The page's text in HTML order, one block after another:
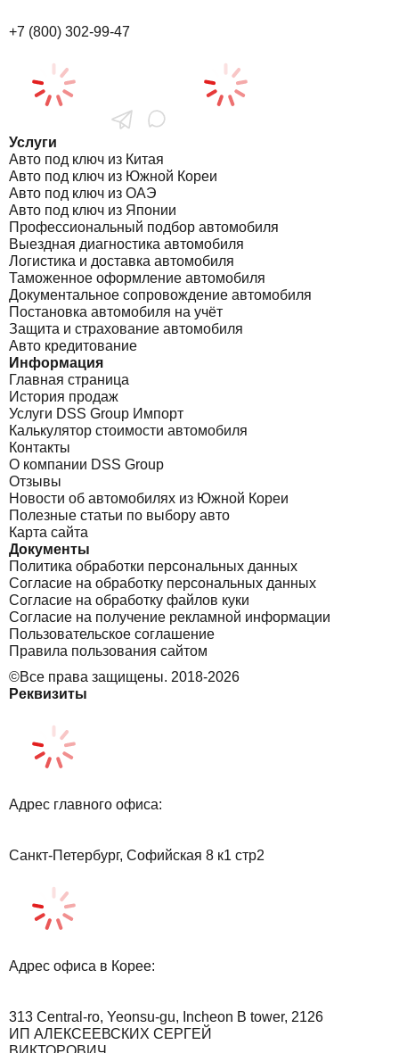
+7 (800) 302-99-47
Услуги
Авто под ключ из Китая
Авто под ключ из Южной Кореи
Авто под ключ из ОАЭ
Авто под ключ из Японии
Профессиональный подбор автомобиля
Выездная диагностика автомобиля
Логистика и доставка автомобиля
Таможенное оформление автомобиля
Документальное сопровождение автомобиля
Постановка автомобиля на учёт
Защита и страхование автомобиля
Авто кредитование
Информация
Главная страница
История продаж
Услуги DSS Group Импорт
Калькулятор стоимости автомобиля
Контакты
О компании DSS Group
Отзывы
Новости об автомобилях из Южной Кореи
Полезные статьи по выбору авто
Карта сайта
Документы
Политика обработки персональных данных
Согласие на обработку персональных данных
Согласие на обработку файлов куки
Согласие на получение рекламной информации
Пользовательское соглашение
Правила пользования сайтом
©Все права защищены. 2018-2026
Реквизиты
Адрес главного офиса:
Санкт-Петербург, Софийская 8 к1 стр2
Адрес офиса в Корее:
313 Central-ro, Yeonsu-gu, Incheon B tower, 2126
ИП АЛЕКСЕЕВСКИХ СЕРГЕЙ